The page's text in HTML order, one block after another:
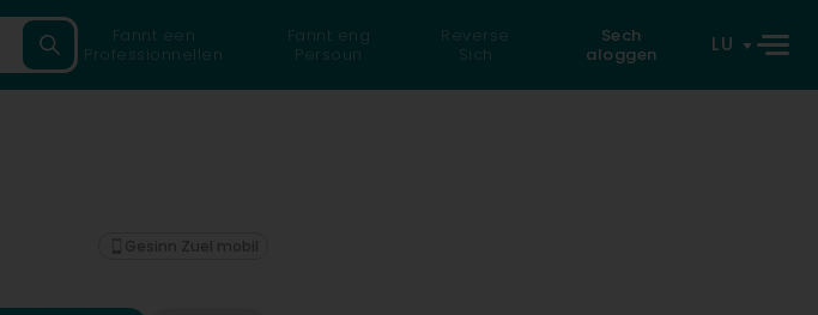
Fannt een
Professionnellen
Fannt eng
Persoun
Reverse
Sich
Sech
aloggen
LU
Gesinn Zuel mobil